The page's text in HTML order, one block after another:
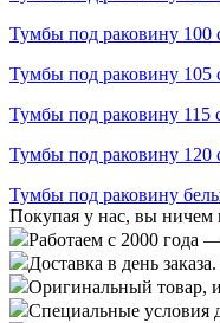
Тумбы под раковину 100
Тумбы под раковину 105
Тумбы под раковину 115
Тумбы под раковину 120
Тумбы под раковину
Покупая у нас, вы ничем
Работаем с 2000 года
Доставка в день
Оригинальный товар,
Специальные условия